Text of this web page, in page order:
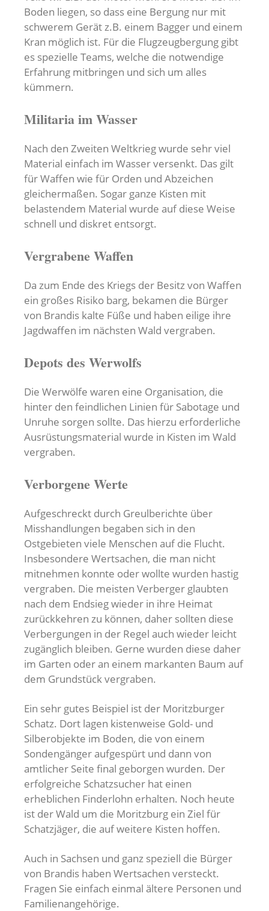
Boden liegen, so dass eine Bergung nur mit
schwerem Gerät z.B. einem Bagger und einem
Kran möglich ist. Für die Flugzeugbergung gibt
es spezielle Teams, welche die notwendige
Erfahrung mitbringen und sich um alles
kümmern.
Militaria im Wasser
Nach den Zweiten Weltkrieg wurde sehr viel
Material einfach im Wasser versenkt. Das gilt
für Waffen wie für Orden und Abzeichen
gleichermaßen. Sogar ganze Kisten mit
belastendem Material wurde auf diese Weise
schnell und diskret entsorgt.
Vergrabene Waffen
Da zum Ende des Kriegs der Besitz von Waffen
ein großes Risiko barg, bekamen die Bürger
von Brandis kalte Füße und haben eilige ihre
Jagdwaffen im nächsten Wald vergraben.
Depots des Werwolfs
Die Werwölfe waren eine Organisation, die
hinter den feindlichen Linien für Sabotage und
Unruhe sorgen sollte. Das hierzu erforderliche
Ausrüstungsmaterial wurde in Kisten im Wald
vergraben.
Verborgene Werte
Aufgeschreckt durch Greulberichte über
Misshandlungen begaben sich in den
Ostgebieten viele Menschen auf die Flucht.
Insbesondere Wertsachen, die man nicht
mitnehmen konnte oder wollte wurden hastig
vergraben. Die meisten Verberger glaubten
nach dem Endsieg wieder in ihre Heimat
zurückkehren zu können, daher sollten diese
Verbergungen in der Regel auch wieder leicht
zugänglich bleiben. Gerne wurden diese daher
im Garten oder an einem markanten Baum auf
dem Grundstück vergraben.
Ein sehr gutes Beispiel ist der Moritzburger
Schatz. Dort lagen kistenweise Gold- und
Silberobjekte im Boden, die von einem
Sondengänger aufgespürt und dann von
amtlicher Seite final geborgen wurden. Der
erfolgreiche Schatzsucher hat einen
erheblichen Finderlohn erhalten. Noch heute
ist der Wald um die Moritzburg ein Ziel für
Schatzjäger, die auf weitere Kisten hoffen.
Auch in Sachsen und ganz speziell die Bürger
von Brandis haben Wertsachen versteckt.
Fragen Sie einfach einmal ältere Personen und
Familienangehörige.